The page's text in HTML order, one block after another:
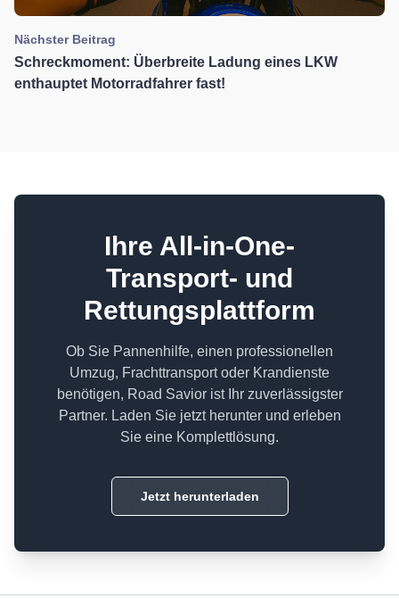
Nächster Beitrag
Schreckmoment: Überbreite Ladung eines LKW
enthauptet Motorradfahrer fast!
Ihre All-in-One-
Transport- und
Rettungsplattform
Ob Sie Pannenhilfe, einen professionellen
Umzug, Frachttransport oder Krandienste
benötigen, Road Savior ist Ihr zuverlässigster
Partner. Laden Sie jetzt herunter und erleben
Sie eine Komplettlösung.
Jetzt herunterladen